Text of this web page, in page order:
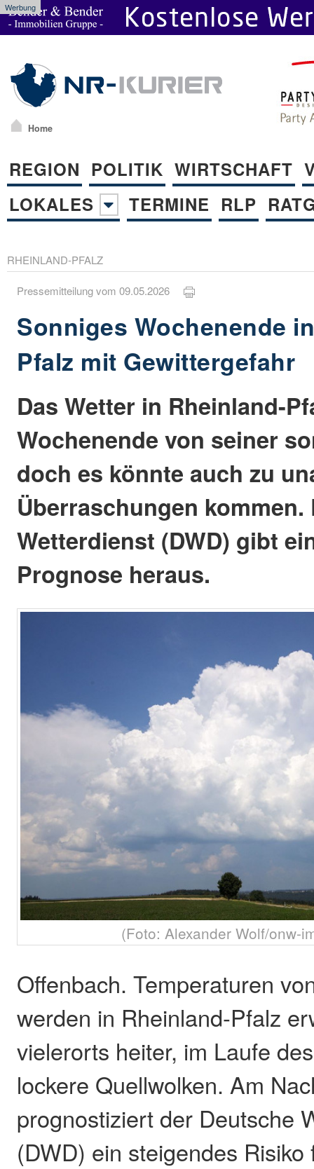
Werbung
Home
REGION POLITIK WIRTSCHAFT
LOKALES
TERMINE RLP
RHEINLAND-PFALZ
Pressemitteilung vom 09.05.2026
Sonniges Wochenende
Pfalz mit Gewittergefahr
Das Wetter in Rheinland-
Wochenende von seiner
doch es könnte auch zu
Überraschungen kommen.
Wetterdienst (DWD) gibt
Prognose heraus.
(Foto: Alexander Wolf/onw-
Offenbach. Temperaturen
werden in Rheinland-Pfalz
vielerorts heiter, im Laufe
lockere Quellwolken. Am
prognostiziert der Deutsche
(DWD) ein steigendes Risiko